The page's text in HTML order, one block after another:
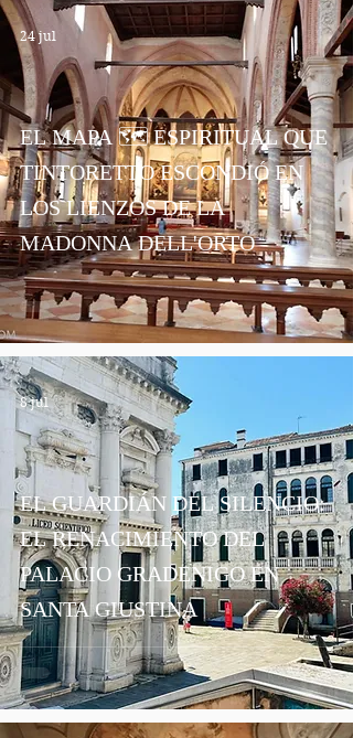
EL MAPA 🗺️ ESPIRITUAL QUE
TINTORETTO ESCONDIÓ EN
LOS LIENZOS DE LA
MADONNA DELL'ORTO
24 jul
EL GUARDIÁN DEL SILENCIO:
EL RENACIMIENTO DEL
PALACIO GRADENIGO EN
SANTA GIUSTINA
8 jul